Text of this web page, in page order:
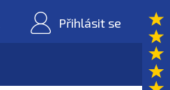
Přihlásit se